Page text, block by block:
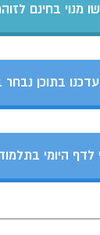
מנוי בחינם
בתוכן
לדף היומי